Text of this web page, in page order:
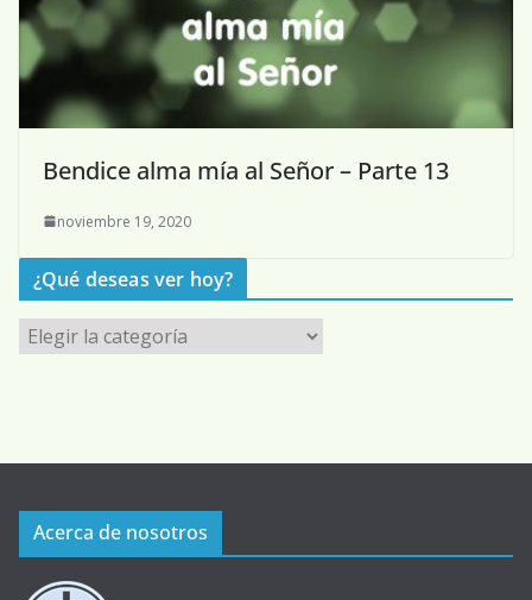
Bendice alma mía al Señor – Parte 13
noviembre 19, 2020
¿Qué deseas ver hoy?
Q
s
Acerca de nosotros